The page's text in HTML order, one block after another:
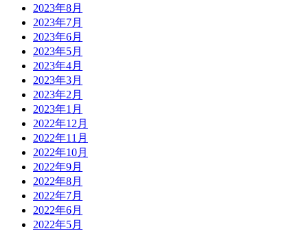
2023年8月
2023年7月
2023年6月
2023年5月
2023年4月
2023年3月
2023年2月
2023年1月
2022年12月
2022年11月
2022年10月
2022年9月
2022年8月
2022年7月
2022年6月
2022年5月